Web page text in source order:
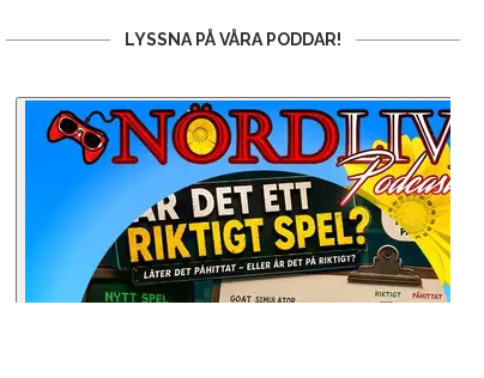
LYSSNA PÅ VÅRA PODDAR!